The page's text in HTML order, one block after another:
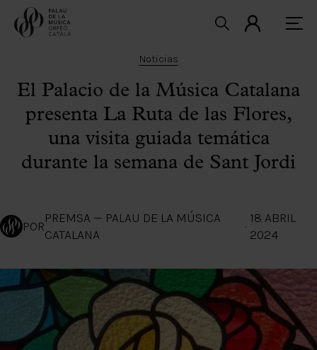
Noticias
El Palacio de la Música Catalana
presenta La Ruta de las Flores,
una visita guiada temática
durante la semana de Sant Jordi
POR
PREMSA — PALAU DE LA MÚSICA
CATALANA
·
18 ABRIL
2024